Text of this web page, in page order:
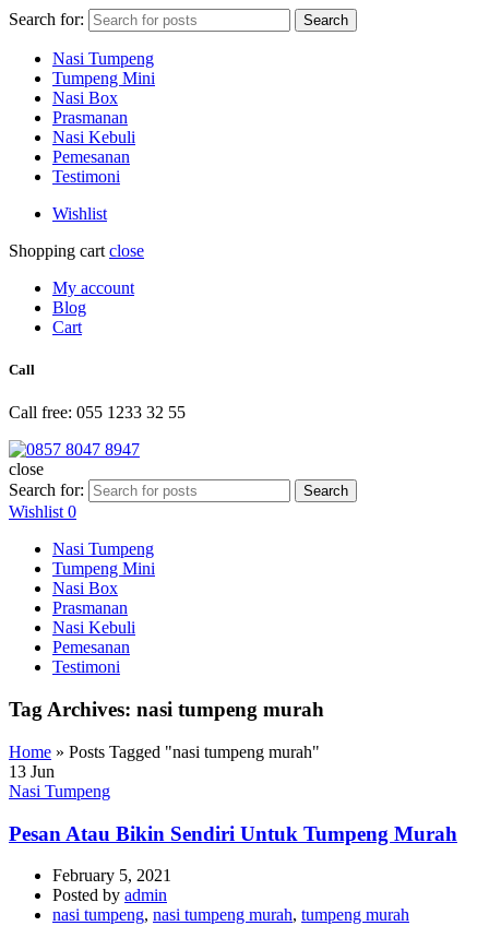
Search for: Search
Nasi Tumpeng
Tumpeng Mini
Nasi Box
Prasmanan
Nasi Kebuli
Pemesanan
Testimoni
Wishlist
Shopping cart close
My account
Blog
Cart
Call
Call free: 055 1233 32 55
close
Search for:
Search
Wishlist 0
Nasi Tumpeng
Tumpeng Mini
Nasi Box
Prasmanan
Nasi Kebuli
Pemesanan
Testimoni
Tag Archives: nasi tumpeng murah
Home » Posts Tagged "nasi tumpeng murah"
13 Jun
Nasi Tumpeng
Pesan Atau Bikin Sendiri Untuk Tumpeng Murah
February 5, 2021
Posted by admin
nasi tumpeng, nasi tumpeng murah, tumpeng murah